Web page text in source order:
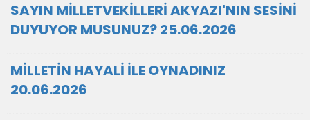
SAYIN MİLLETVEKİLLERİ AKYAZI'NIN SESİNİ
DUYUYOR MUSUNUZ? 25.06.2026
MİLLETİN HAYALİ İLE OYNADINIZ
20.06.2026